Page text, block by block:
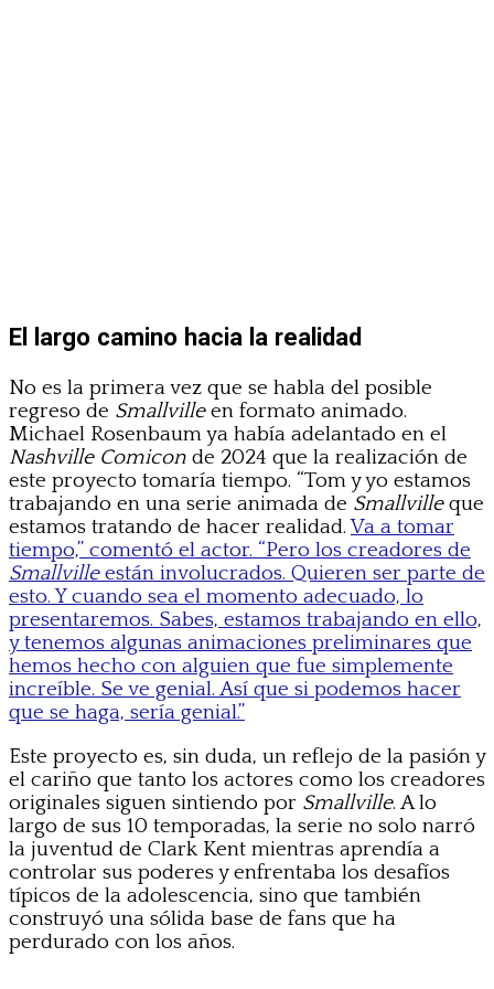
El largo camino hacia la realidad
No es la primera vez que se habla del posible
regreso de Smallvilleen formato animado.
Michael Rosenbaum ya había adelantado en el
Nashville Comicon de 2024 que la realización de
este proyecto tomaría tiempo. “Tom y yo estamos
trabajando en una serie animada de Smallvilleque
estamos tratando de hacer realidad.Va a tomar
tiempo,” comentó el actor. “Pero los creadores de
Smallvilleestán involucrados. Quieren ser parte de
esto. Y cuando sea el momento adecuado, lo
presentaremos. Sabes, estamos trabajando en ello,
y tenemos algunas animaciones preliminares que
hemos hecho con alguien que fue simplemente
increíble. Se ve genial. Así que si podemos hacer
que se haga, sería genial.”
Este proyecto es, sin duda, un reflejo de la pasión y
el cariño que tanto los actores como los creadores
originales siguen sintiendo por Smallville. A lo
largo de sus 10 temporadas, la serie no solo narró
la juventud de Clark Kent mientras aprendía a
controlar sus poderes y enfrentaba los desafíos
típicos de la adolescencia, sino que también
construyó una sólida base de fans que ha
perdurado con los años.